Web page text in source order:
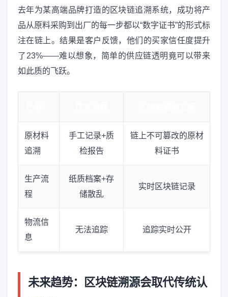
去年为某高端品牌打造的区块链追溯系统，成功将产
品从原料采购到出厂的每一步都以“数字证书”的形式标
注在链上。结果是客户反馈，他们的买家信任度提升
了23%——难以想象，简单的供应链透明竟可以带来
如此质的飞跃。
原材料
追溯
手工记录+质
检报告
链上不可篡改的原材
料证书
生产流
程
纸质档案+存
储散乱
实时区块链记录
物流信
息
无法追踪 追踪实时公开
未来趋势：区块链溯源会取代传统认